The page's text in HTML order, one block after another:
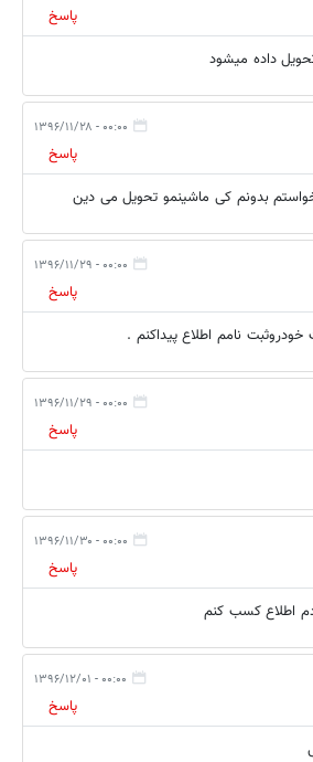
پاسخ
داده میشود
۰۰:۰۰ - ۱۳۹۶/۱۱/۲۸
پاسخ
بدونم کی ماشینمو تحویل می دین
۰۰:۰۰ - ۱۳۹۶/۱۱/۲۹
پاسخ
نامم اطلاع پیداکنم .
۰۰:۰۰ - ۱۳۹۶/۱۱/۲۹
پاسخ
۰۰:۰۰ - ۱۳۹۶/۱۱/۳۰
پاسخ
اطلاع کسب کنم
۰۰:۰۰ - ۱۳۹۶/۱۲/۰۱
پاسخ